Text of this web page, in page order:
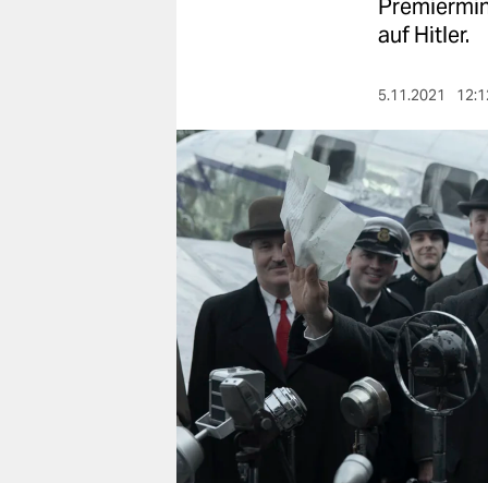
verlag
verlag
veranstaltungen
shop
fragen & hilfe
unterstützen
abo
genossenschaft
auf Hitler.
5.11.2021